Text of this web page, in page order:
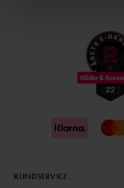
KUNDSERVICE